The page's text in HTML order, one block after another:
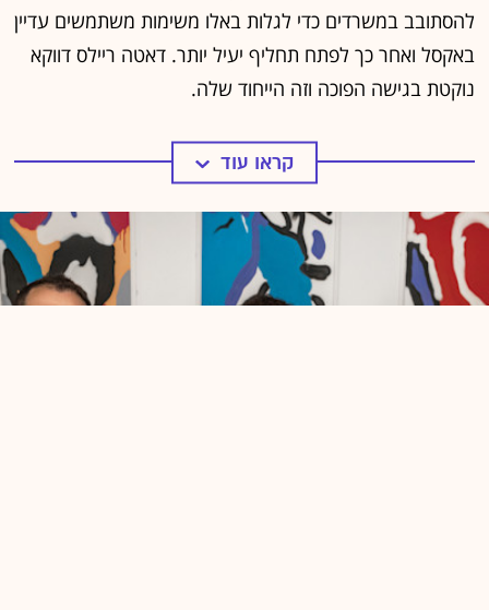
להסתובב במשרדים כדי לגלות באלו משימות משתמשים עדיין
באקסל ואחר כך לפתח תחליף יעיל יותר. דאטה ריילס דווקא
נוקטת בגישה הפוכה וזה הייחוד שלה.
קראו עוד